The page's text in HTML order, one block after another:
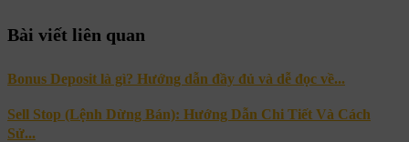
Bài viết liên quan
Bonus Deposit là gì? Hướng dẫn đầy đủ và dễ đọc về...
Sell Stop (Lệnh Dừng Bán): Hướng Dẫn Chi Tiết Và Cách
Sử...